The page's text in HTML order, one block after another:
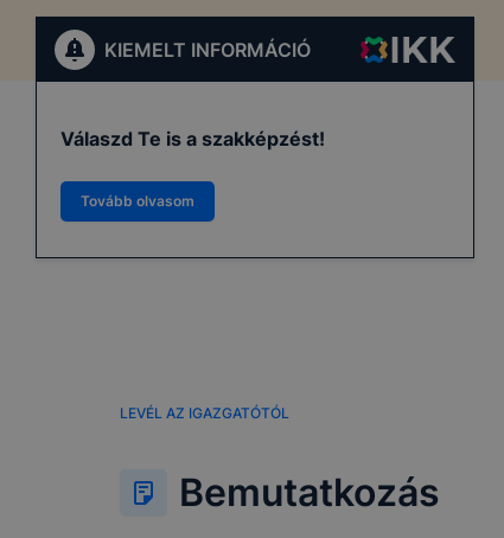
KIEMELT INFORMÁCIÓ
Válaszd Te is a szakképzést!
Tovább olvasom
LEVÉL AZ IGAZGATÓTÓL
Bemutatkozás